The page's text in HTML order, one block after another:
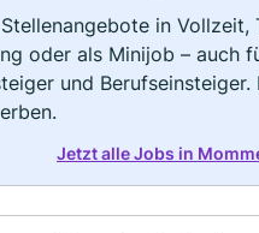
in Vollzeit,
oder als Minijob – auch
und
Jetzt alle Jobs in